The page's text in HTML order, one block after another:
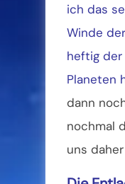
ich das
Winde
heftig der
Planeten
dann
nochmal
uns